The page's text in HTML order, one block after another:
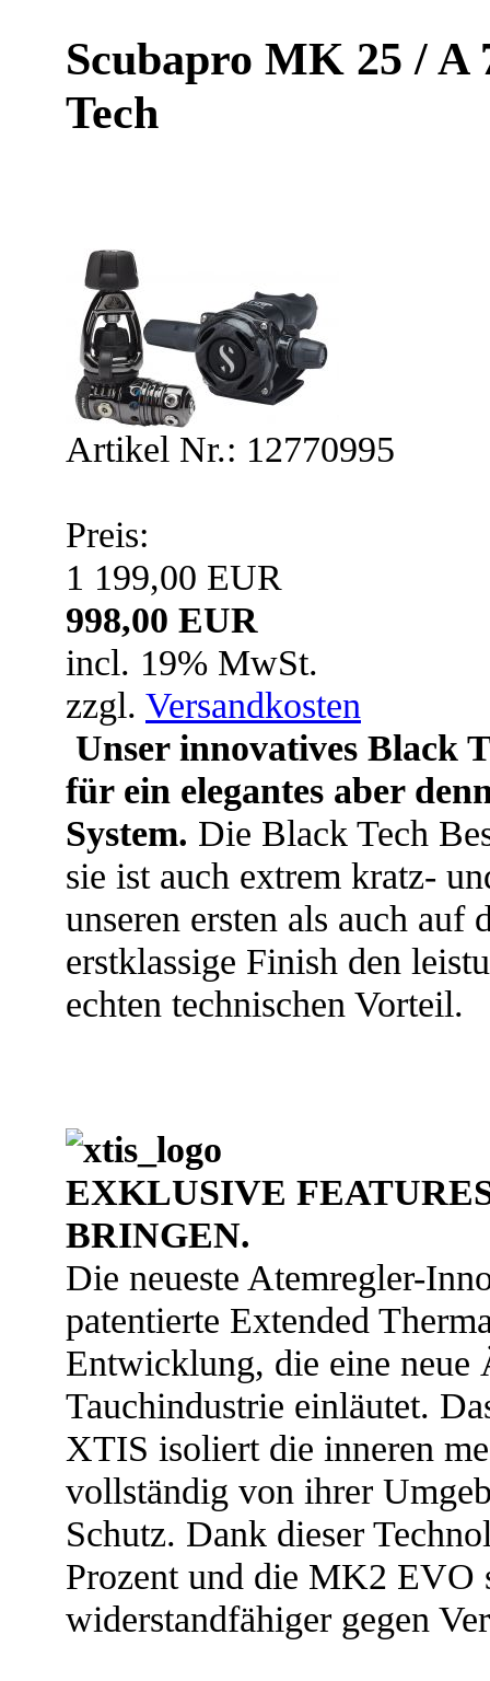
Scubapro MK 25 / A
Tech
Artikel Nr.: 12770995
Preis:
1 199,00 EUR
998,00 EUR
incl. 19% MwSt.
zzgl. Versandkosten
Unser innovatives Black
für ein elegantes aber
System. Die Black Tech
sie ist auch extrem kratz-
unseren ersten als auch auf
erstklassige Finish den
echten technischen Vorteil.
EXKLUSIVE
BRINGEN.
Die neueste Atemregler-
patentierte Extended
Entwicklung, die eine
Tauchindustrie einläutet.
XTIS isoliert die inneren
vollständig von ihrer
Schutz. Dank dieser
Prozent und die MK2 EVO
widerstandfähiger gegen